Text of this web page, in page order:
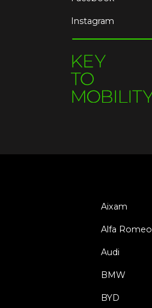
Instagram
Aixam
Alfa Romeo
Audi
BMW
BYD